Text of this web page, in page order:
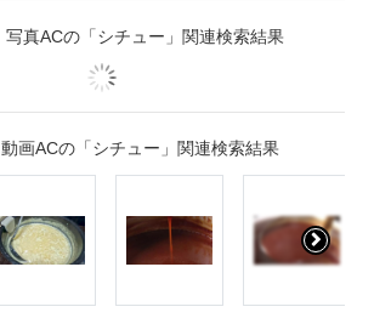
写真ACの「シチュー」関連検索結果
動画ACの「シチュー」関連検索結果